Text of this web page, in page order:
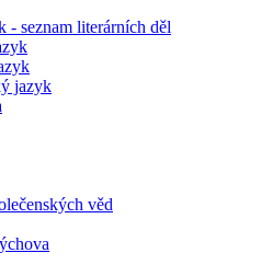
- seznam literárních děl
jazyk
věd